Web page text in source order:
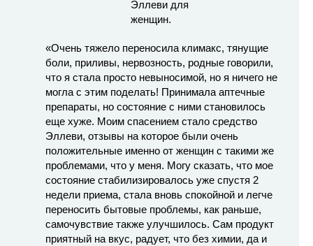
«Очень тяжело переносила климакс, тянущие
боли, приливы, нервозность, родные говорили,
что я стала просто невыносимой, но я ничего не
могла с этим поделать! Принимала аптечные
препараты, но состояние с ними становилось
еще хуже. Моим спасением стало средство
Эллеви, отзывы на которое были очень
положительные именно от женщин с такими же
проблемами, что у меня. Могу сказать, что мое
состояние стабилизировалось уже спустя 2
недели приема, стала вновь спокойной и легче
переносить бытовые проблемы, как раньше,
самочувствие также улучшилось. Сам продукт
приятный на вкус, радует, что без химии, да и